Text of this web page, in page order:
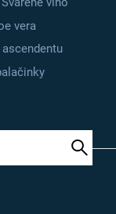
vera